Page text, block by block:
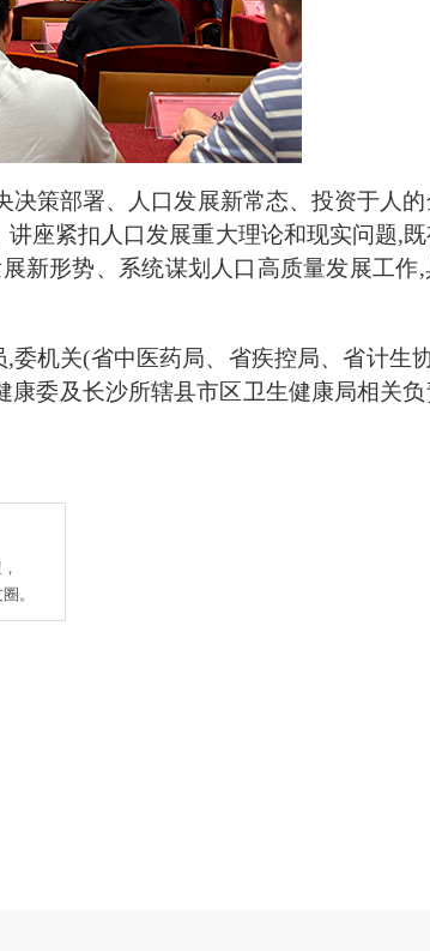
策部署、人口发展新常态、投资于人的
座紧扣人口发展重大理论和现实问题,既
新形势、系统谋划人口高质量发展工作
机关(省中医药局、省疾控局、省计生
委及长沙所辖县市区卫生健康局相关
。